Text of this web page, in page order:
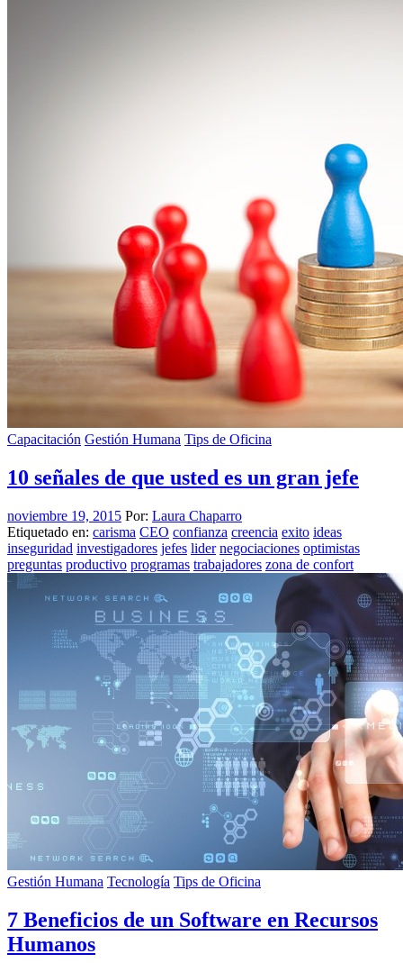
Capacitación Gestión Humana Tips de Oficina
10 señales de que usted es un gran jefe
noviembre 19, 2015 Por: Laura Chaparro
Etiquetado en: carisma CEO confianza creencia exito ideas
inseguridad investigadores jefes lider negociaciones optimistas
preguntas productivo programas trabajadores zona de confort
Gestión Humana Tecnología Tips de Oficina
7 Beneficios de un Software en Recursos
Humanos